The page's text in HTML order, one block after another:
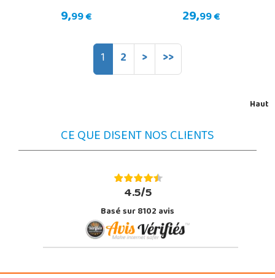
9,99 € 29,99 €
1 2 > >>
Haut
CE QUE DISENT NOS CLIENTS
4.5/5
Basé sur 8102 avis